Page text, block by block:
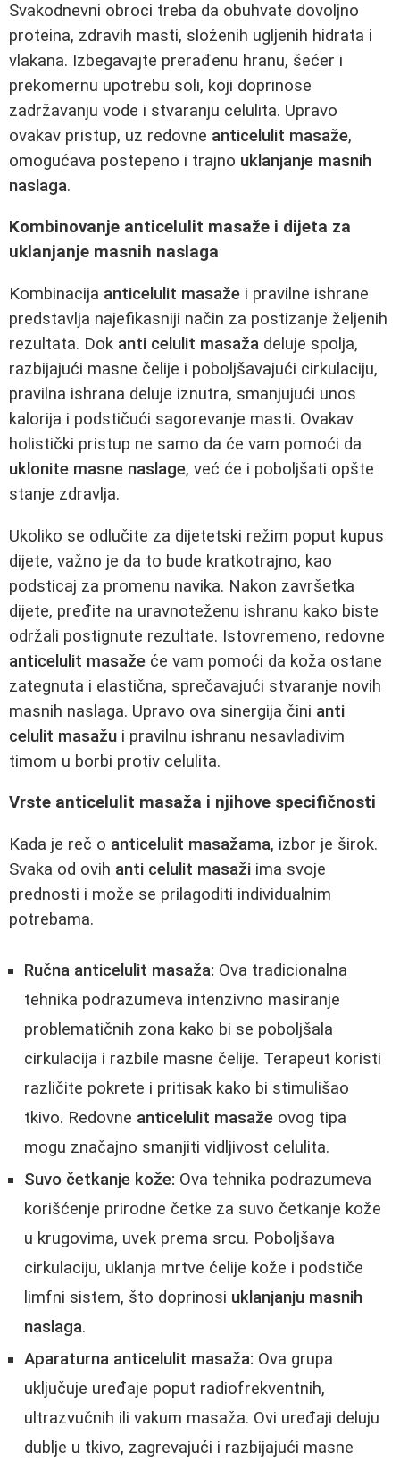
Svakodnevni obroci treba da obuhvate dovoljno
proteina, zdravih masti, složenih ugljenih hidrata i
vlakana. Izbegavajte prerađenu hranu, šećer i
prekomernu upotrebu soli, koji doprinose
zadržavanju vode i stvaranju celulita. Upravo
ovakav pristup, uz redovne anticelulit masaže,
omogućava postepeno i trajno uklanjanje masnih
naslaga.
Kombinovanje anticelulit masaže i dijeta za
uklanjanje masnih naslaga
Kombinacija anticelulit masaže i pravilne ishrane
predstavlja najefikasniji način za postizanje željenih
rezultata. Dok anti celulit masaža deluje spolja,
razbijajući masne čelije i poboljšavajući cirkulaciju,
pravilna ishrana deluje iznutra, smanjujući unos
kalorija i podstičući sagorevanje masti. Ovakav
holistički pristup ne samo da će vam pomoći da
uklonite masne naslage, već će i poboljšati opšte
stanje zdravlja.
Ukoliko se odlučite za dijetetski režim poput kupus
dijete, važno je da to bude kratkotrajno, kao
podsticaj za promenu navika. Nakon završetka
dijete, pređite na uravnoteženu ishranu kako biste
održali postignute rezultate. Istovremeno, redovne
anticelulit masaže će vam pomoći da koža ostane
zategnuta i elastična, sprečavajući stvaranje novih
masnih naslaga. Upravo ova sinergija čini anti
celulit masažu i pravilnu ishranu nesavladivim
timom u borbi protiv celulita.
Vrste anticelulit masaža i njihove specifičnosti
Kada je reč o anticelulit masažama, izbor je širok.
Svaka od ovih anti celulit masaži ima svoje
prednosti i može se prilagoditi individualnim
potrebama.
Ručna anticelulit masaža: Ova tradicionalna
tehnika podrazumeva intenzivno masiranje
problematičnih zona kako bi se poboljšala
cirkulacija i razbile masne čelije. Terapeut koristi
različite pokrete i pritisak kako bi stimulišao
tkivo. Redovne anticelulit masaže ovog tipa
mogu značajno smanjiti vidljivost celulita.
Suvo četkanje kože: Ova tehnika podrazumeva
korišćenje prirodne četke za suvo četkanje kože
u krugovima, uvek prema srcu. Poboljšava
cirkulaciju, uklanja mrtve ćelije kože i podstiče
limfni sistem, što doprinosi uklanjanju masnih
naslaga.
Aparaturna anticelulit masaža: Ova grupa
uključuje uređaje poput radiofrekventnih,
ultrazvučnih ili vakum masaža. Ovi uređaji deluju
dublje u tkivo, zagrevajući i razbijajući masne